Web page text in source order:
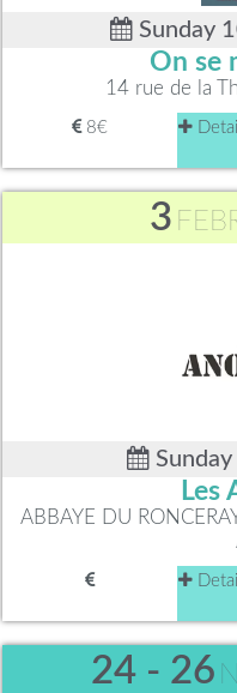
Sunday
On se
14 rue de la
8€
3
Les
ABBAYE DU
24 - 26